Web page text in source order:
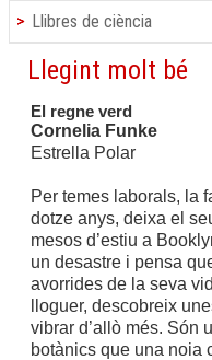
Llibres de ciència
Llegint molt bé
El regne verd
Cornelia Funke
Estrella Polar
Per temes laborals, la
dotze anys, deixa el
mesos d’estiu a
un desastre i pensa
avorrides de la seva
lloguer, descobreix
vibrar d’allò més. Són
botànics que una noia